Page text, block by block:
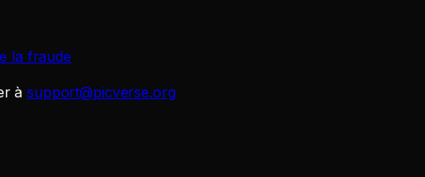
la fraude
à support@picverse.org